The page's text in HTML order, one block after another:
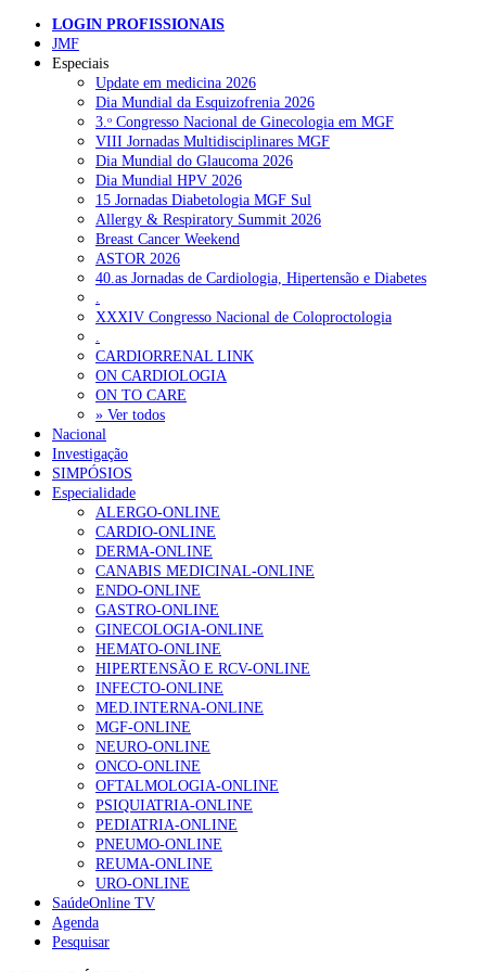
Nacional de Saúde em Portugal e sua equivalente em Espanha.
LUSA/SO
NOTÍCIAS RECENTES
Quase 11.900 jovens recorreram aos cheques psicólogo e
nutricionista no primeiro mês 7 de Agosto, 2026
ULS de Coimbra estreia cirurgia endoscópica do ouvido com
apoio robótico em Portugal 7 de Agosto, 2026
Enfermeiros exigem esclarecimentos sobre eventual gestão
privada da ULS do Algarve
Ordem dos Médicos alerta para riscos no novo sistema de acesso
a consultas e cirurgias 7 de Agosto, 2026
Portugal está a formar os médicos de que precisa?
2026
NOTÍCIAS MAIS LIDAS
Enfermagem Forense. “Da urgência ao tribunal, cada
gesto conta e cada profissional faz a diferença”
203 visualizações
1.º Episódio do Podcast “Frequência Cardio – Sintoniza-
te na Insuficiência Cardíaca” da Bayer
169 visualizações
Alguns milhares de utentes podem ficar sem médico de
família com nova regras do registo, alerta associação
132 visualizações
“Os programas de rastreio do cancro do pulmão são
custo-efetivos e representam um investimento
sustentável para os sistemas de saúde”
93 visualizações
LOGIN PROFISSIONAIS
JMF
Especiais
Update em medicina 2026
Dia Mundial da Esquizofrenia 2026
3.ᵒ Congresso Nacional de Ginecologia em MGF
VIII Jornadas Multidisciplinares MGF
Dia Mundial do Glaucoma 2026
Dia Mundial HPV 2026
15 Jornadas Diabetologia MGF Sul
Allergy & Respiratory Summit 2026
Breast Cancer Weekend
ASTOR 2026
40.as Jornadas de Cardiologia, Hipertensão e Diabetes
.
XXXIV Congresso Nacional de Coloproctologia
.
CARDIORRENAL LINK
ON CARDIOLOGIA
ON TO CARE
» Ver todos
Nacional
Investigação
SIMPÓSIOS
Especialidade
ALERGO-ONLINE
CARDIO-ONLINE
DERMA-ONLINE
CANABIS MEDICINAL-ONLINE
ENDO-ONLINE
GASTRO-ONLINE
GINECOLOGIA-ONLINE
HEMATO-ONLINE
HIPERTENSÃO E RCV-ONLINE
INFECTO-ONLINE
MED.INTERNA-ONLINE
MGF-ONLINE
NEURO-ONLINE
ONCO-ONLINE
OFTALMOLOGIA-ONLINE
PSIQUIATRIA-ONLINE
PEDIATRIA-ONLINE
PNEUMO-ONLINE
REUMA-ONLINE
URO-ONLINE
SaúdeOnline TV
Agenda
Pesquisar